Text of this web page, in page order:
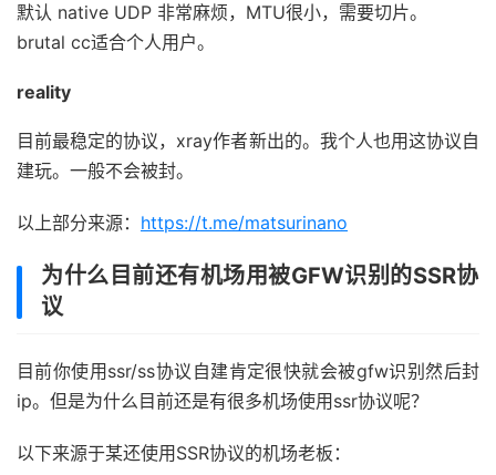
默认 native UDP 非常麻烦，MTU很小，需要切片。
brutal cc适合个人用户。
reality
目前最稳定的协议，xray作者新出的。我个人也用这协议自
建玩。一般不会被封。
以上部分来源： https://t.me/matsurinano
为什么目前还有机场用被GFW识别的SSR协
议
目前你使用ssr/ss协议自建肯定很快就会被gfw识别然后封
ip。但是为什么目前还是有很多机场使用ssr协议呢？
以下来源于某还使用SSR协议的机场老板：